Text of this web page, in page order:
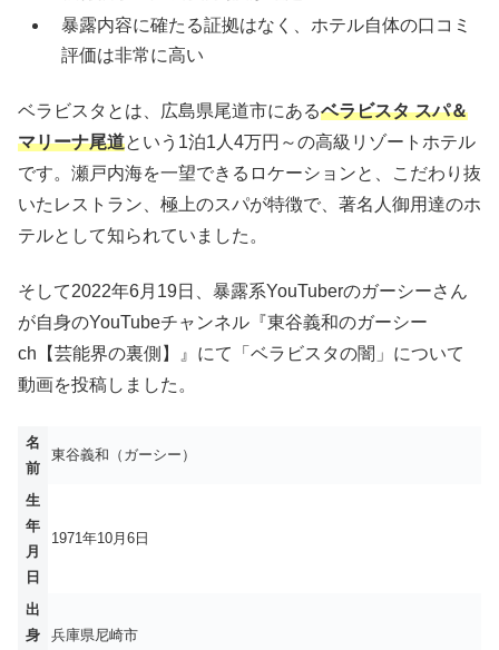
暴露内容に確たる証拠はなく、ホテル自体の口コミ
評価は非常に高い
ベラビスタとは、広島県尾道市にあるベラビスタ スパ＆
マリーナ尾道という1泊1人4万円～の高級リゾートホテル
です。瀬戸内海を一望できるロケーションと、こだわり抜
いたレストラン、極上のスパが特徴で、著名人御用達のホ
テルとして知られていました。
そして2022年6月19日、暴露系YouTuberのガーシーさん
が自身のYouTubeチャンネル『東谷義和のガーシー
ch【芸能界の裏側】』にて「ベラビスタの闇」について
動画を投稿しました。
名
前
東谷義和（ガーシー）
生
年
月
日
1971年10月6日
出
身
兵庫県尼崎市